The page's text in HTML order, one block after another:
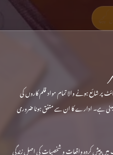
شائع ہونے والا تمام مواد قلم کاروں کی
مبنی ہے۔ ادارے کا ان سے متفق ہونا ضروری
میں پیش کردہ واقعات و شخصیات کی اصل زندگی